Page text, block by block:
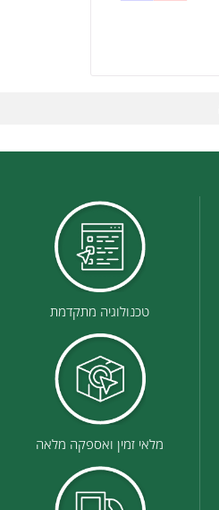
טכנולוגיה מתקדמת
מלאי זמין ואספקה מלאה